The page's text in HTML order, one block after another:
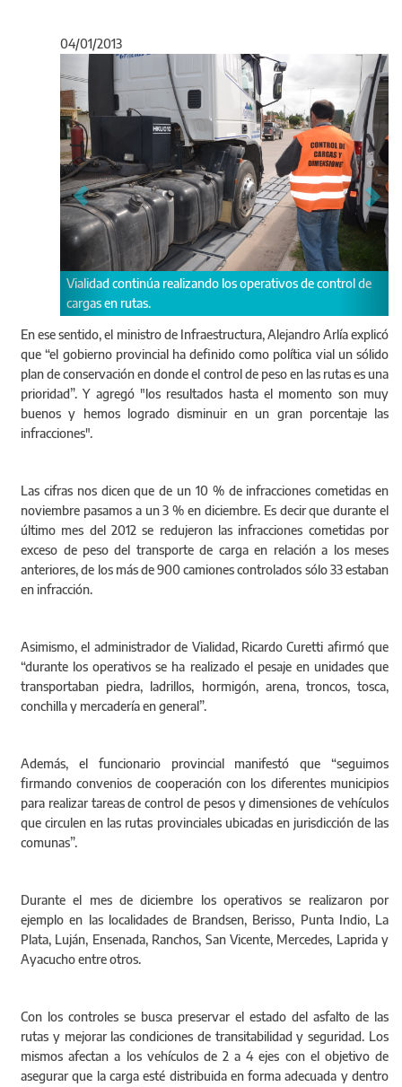
04/01/2013
de control de
Las cifras nos dicen que de un 10 % de infracciones
cometidas en noviembre pasamos a un 3 % en
Anterior
En ese sentido, el ministro de Infraestructura, Alejandro Arlía explicó
que “el gobierno provincial ha definido como política vial un sólido
plan de conservación en donde el control de peso en las rutas es una
prioridad”. Y agregó "los resultados hasta el momento son muy
buenos y hemos logrado disminuir en un gran porcentaje las
infracciones".
Las cifras nos dicen que de un 10 % de infracciones cometidas en
noviembre pasamos a un 3 % en diciembre. Es decir que durante el
último mes del 2012 se redujeron las infracciones cometidas por
exceso de peso del transporte de carga en relación a los meses
anteriores, de los más de 900 camiones controlados sólo 33 estaban
en infracción.
Asimismo, el administrador de Vialidad, Ricardo Curetti afirmó que
“durante los operativos se ha realizado el pesaje en unidades que
transportaban piedra, ladrillos, hormigón, arena, troncos, tosca,
conchilla y mercadería en general”.
Además, el funcionario provincial manifestó que “seguimos
firmando convenios de cooperación con los diferentes municipios
para realizar tareas de control de pesos y dimensiones de vehículos
que circulen en las rutas provinciales ubicadas en jurisdicción de las
comunas”.
Durante el mes de diciembre los operativos se realizaron por
ejemplo en las localidades de Brandsen, Berisso, Punta Indio, La
Plata, Luján, Ensenada, Ranchos, San Vicente, Mercedes, Laprida y
Ayacucho entre otros.
Con los controles se busca preservar el estado del asfalto de las
rutas y mejorar las condiciones de transitabilidad y seguridad. Los
mismos afectan a los vehículos de 2 a 4 ejes con el objetivo de
asegurar que la carga esté distribuida en forma adecuada y dentro